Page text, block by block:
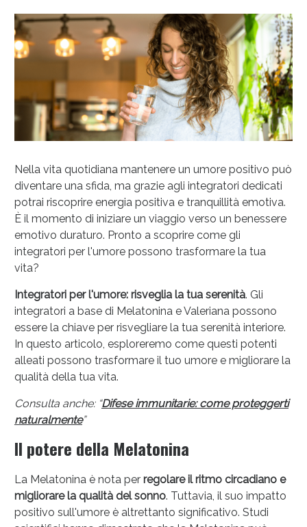
Nella vita quotidiana mantenere un umore positivo può
diventare una sfida, ma grazie agli integratori dedicati
potrai riscoprire energia positiva e tranquillità emotiva.
È il momento di iniziare un viaggio verso un benessere
emotivo duraturo. Pronto a scoprire come gli
integratori per l'umore possono trasformare la tua
vita?
Integratori per l'umore: risveglia la tua serenità. Gli
integratori a base di Melatonina e Valeriana possono
essere la chiave per risvegliare la tua serenità interiore.
In questo articolo, esploreremo come questi potenti
alleati possono trasformare il tuo umore e migliorare la
qualità della tua vita.
Consulta anche: “Difese immunitarie: come proteggerti
naturalmente”
Il potere della Melatonina
La Melatonina è nota per regolare il ritmo circadiano e
migliorare la qualità del sonno. Tuttavia, il suo impatto
positivo sull'umore è altrettanto significativo. Studi
Anticellulite e Fanghi: Sconto fino al 40% valido
oggi!
Sconto fino al 55% disponibile oggi!